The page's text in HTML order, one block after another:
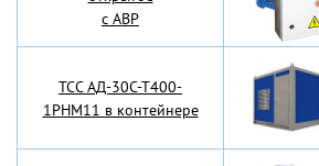
с АВР
TCC АД-30С-Т400-
1РНМ11 в контейнере